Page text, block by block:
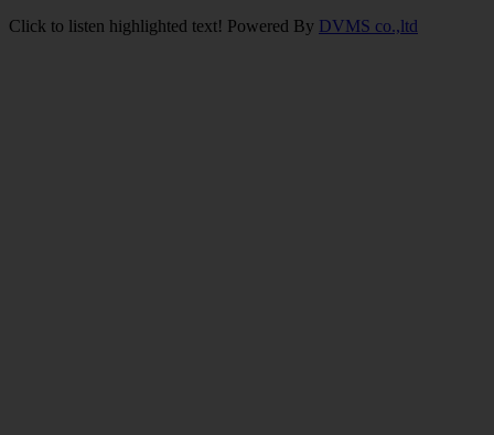
Click to listen highlighted text! Powered By DVMS co.,ltd